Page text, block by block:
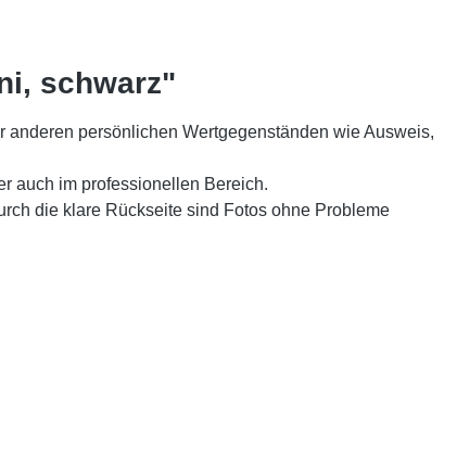
schwarz"
persönlichen Wertgegenständen wie Ausweis,
auch im professionellen Bereich.
die klare Rückseite sind Fotos ohne Probleme